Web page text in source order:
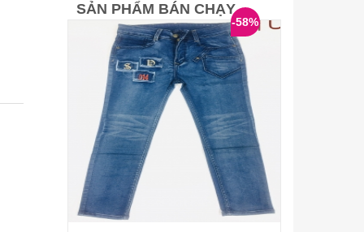
SẢN PHẨM BÁN CHẠY
-58%